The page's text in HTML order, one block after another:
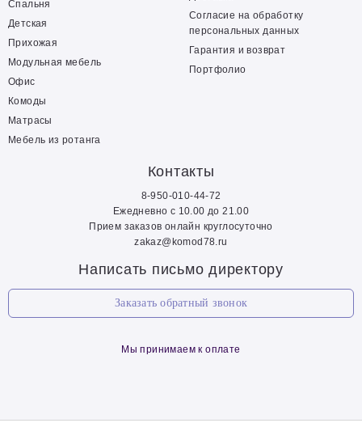
Спальня
Детская
Прихожая
Модульная мебель
Офис
Комоды
Матрасы
Мебель из ротанга
Согласие на обработку
персональных данных
Гарантия и возврат
Портфолио
Контакты
8-950-010-44-72
Ежедневно с 10.00 до 21.00
Прием заказов онлайн круглосуточно
zakaz@komod78.ru
Написать письмо директору
Заказать обратный звонок
Мы принимаем к оплате